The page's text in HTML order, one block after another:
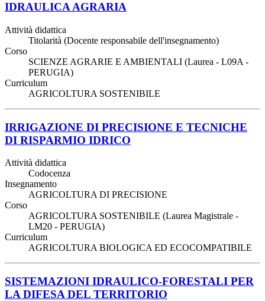
IDRAULICA AGRARIA
Attività didattica
Titolarità (Docente responsabile dell'insegnamento)
Corso
SCIENZE AGRARIE E AMBIENTALI (Laurea - L09A -
PERUGIA)
Curriculum
AGRICOLTURA SOSTENIBILE
IRRIGAZIONE DI PRECISIONE E TECNICHE
DI RISPARMIO IDRICO
Attività didattica
Codocenza
Insegnamento
AGRICOLTURA DI PRECISIONE
Corso
AGRICOLTURA SOSTENIBILE (Laurea Magistrale -
LM20 - PERUGIA)
Curriculum
AGRICOLTURA BIOLOGICA ED ECOCOMPATIBILE
SISTEMAZIONI IDRAULICO-FORESTALI PER
LA DIFESA DEL TERRITORIO